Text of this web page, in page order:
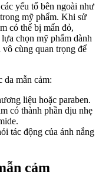
yếu tố bên ngoài như
mỹ phẩm. Khi sử
có thể bị mẩn đỏ,
chọn mỹ phẩm dành
vô cùng quan trọng để
da mẫn cảm:
liệu hoặc paraben.
có thành phần dịu nhẹ
tác động của ánh nắng
cảm